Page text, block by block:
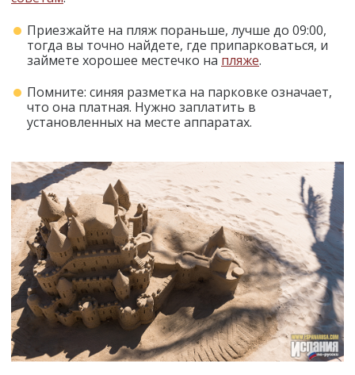
Приезжайте на пляж пораньше, лучше до 09:00,
тогда вы точно найдете, где припарковаться, и
займете хорошее местечко на пляже.
Помните: синяя разметка на парковке означает,
что она платная. Нужно заплатить в
установленных на месте аппаратах.